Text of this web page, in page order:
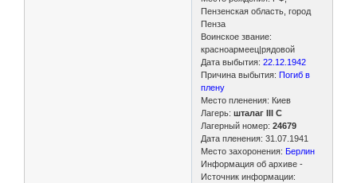
Пензенская область, город
Пенза
Воинское звание:
красноармеец|рядовой
Дата выбытия:22.12.1942
Причина выбытия:Погиб в
плену
Место пленения: Киев
Лагерь:шталаг III C
Лагерный номер: 24679
Дата пленения: 31.07.1941
Место захоронения: Берлин
Информация об архиве -
Источник информации: